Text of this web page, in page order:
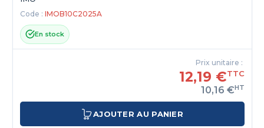
Code : IMOB10C2025A
En stock
Prix unitaire :
12,19 €TTC
10,16 €HT
AJOUTER AU PANIER